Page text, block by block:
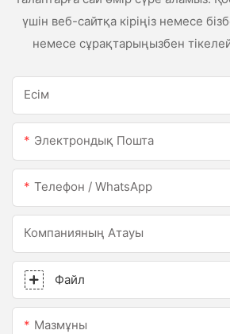
үшін веб-сайтқа кіріңіз немесе
немесе сұрақтарыңызбен
Есім
Электрондық Пошта
Телефон / WhatsApp
Компанияның Атауы
Файл
Мазмұны